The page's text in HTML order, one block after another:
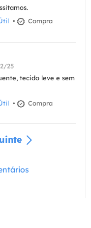
•
Compra
25
tecido leve e sem
•
Compra